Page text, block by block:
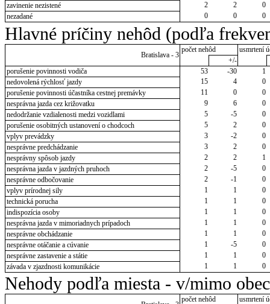
zavinenie nezistené
2 2
0
nezadané
0 0 0
Hlavné príčiny nehôd (podľa
Bratislava - 3
počet nehôd
usmrtení
+/-
porušenie povinnosti vodiča
53 -30
1
nedovolená rýchlosť jazdy
15 4
0
porušenie povinnosti účastníka cestnej premávky
11 0
0
nesprávna jazda cez križovatku
9 6
0
nedodržanie vzdialenosti medzi vozidlami
5 -5
0
porušenie osobitných ustanovení o chodcoch
5 2
0
vplyv prevádzky
3 -2
0
nesprávne predchádzanie
3 2
0
nesprávny spôsob jazdy
2 2
1
nesprávna jazda v jazdných pruhoch
2 -5
0
nesprávne odbočovanie
2 -1
0
vplyv prírodnej sily
1 1
0
technická porucha
1 1
0
indispozícia osoby
1 1
0
nesprávna jazda v mimoriadnych prípadoch
1 1
0
nesprávne obchádzanie
1 1
0
nesprávne otáčanie a cúvanie
1 -5
0
nesprávne zastavenie a státie
1 1
0
závada v zjazdnosti komunikácie
1 1 0
Nehody podľa miesta - v/mimo obec
počet nehôd
usmrtení